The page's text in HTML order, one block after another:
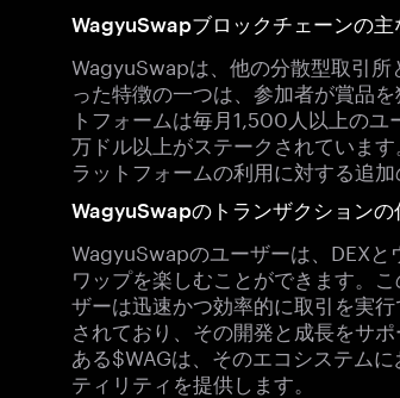
WagyuSwapブロックチェーンの主
WagyuSwapは、他の分散型取引
った特徴の一つは、参加者が賞品
トフォームは毎月1,500人以上の
万ドル以上がステークされていま
ラットフォームの利用に対する追
WagyuSwapのトランザクションの
WagyuSwapのユーザーは、DEX
ワップを楽しむことができます。
ザーは迅速かつ効率的に取引を実
されており、その開発と成長をサ
ある$WAGは、そのエコシステム
ティリティを提供します。